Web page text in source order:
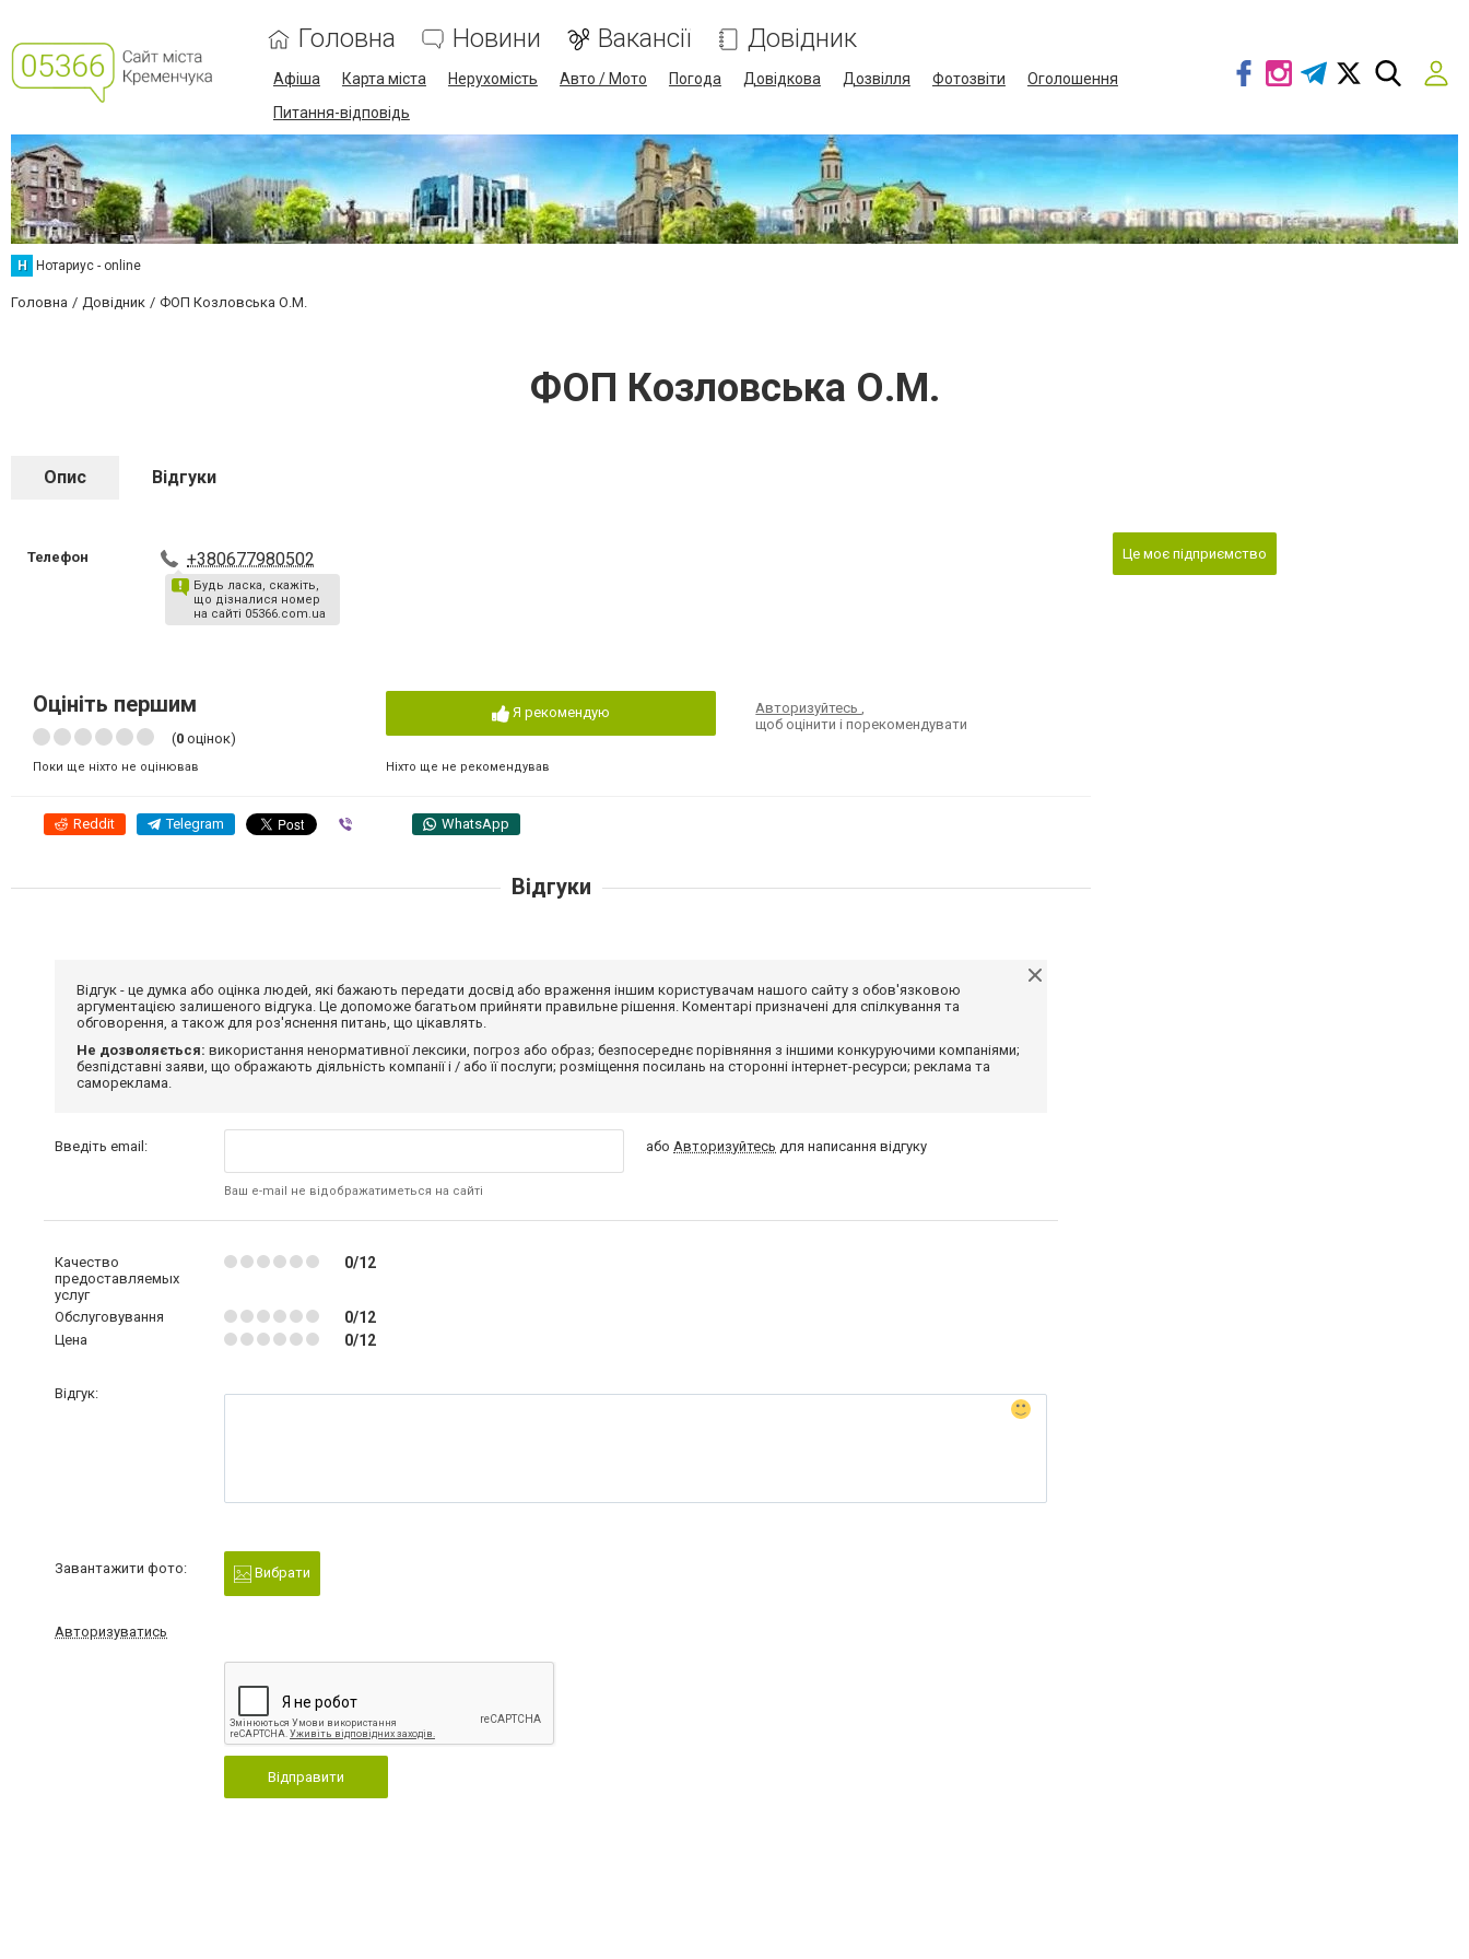
Головна Новини Вакансії Довідник
Афіша Карта міста Нерухомість Авто / Мото Погода Довідкова Дозвілля Фотозвіти
Оголошення
Питання-відповідь
Н Нотариус - online
Головна Довідник ФОП Козловська О.М.
ФОП Козловська О.М.
Опис Відгуки
Телефон +380677980502
Будь ласка, скажіть,
що дізналися номер
на сайті 05366.com.ua
Оцініть першим
(0 оцінок)
Поки ще ніхто не оцінював
Я рекомендую
Ніхто ще не рекомендував
Авторизуйтесь,
щоб оцінити і порекомендувати
Reddit Telegram WhatsApp
Це моє підприємство
Відгуки
Відгук - це думка або оцінка людей, які бажають передати досвід або враження іншим користувачам нашого сайту з обов'язковою
аргументацією залишеного відгука. Це допоможе багатьом прийняти правильне рішення. Коментарі призначені для спілкування та
обговорення, а також для роз'яснення питань, що цікавлять.
Не дозволяється: використання ненормативної лексики, погроз або образ; безпосереднє порівняння з іншими конкуруючими компаніями;
безпідставні заяви, що ображають діяльність компанії і / або її послуги; розміщення посилань на сторонні інтернет-ресурси; реклама та
самореклама.
Введіть email:
Ваш e-mail не відображатиметься на сайті
абоАвторизуйтесь для написання відгуку
Качество
предоставляемых
услуг
0/12
Обслуговування 0/12
Цена 0/12
Відгук:
Завантажити фото: Вибрати
Авторизуватись
Відправити